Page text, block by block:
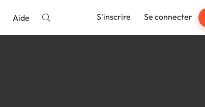
Aide S'inscrire Se connecter